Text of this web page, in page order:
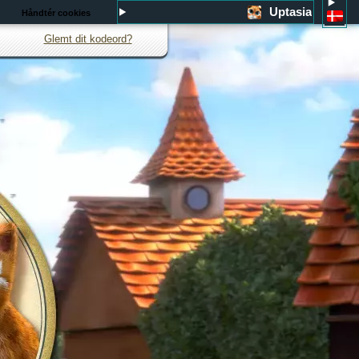
Håndtér cookies Uptasia
Glemt dit kodeord?